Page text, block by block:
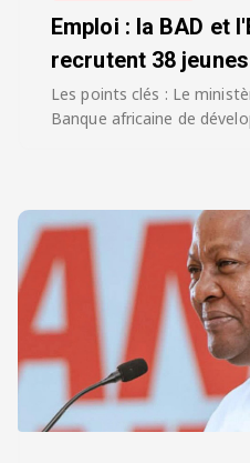
Emploi : la BAD et
recrutent 38
Les points clés : Le
Banque africaine de